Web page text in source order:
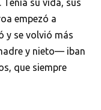
su vida, sus
empezó a
y se volvió más
y nieto— iban
que siempre